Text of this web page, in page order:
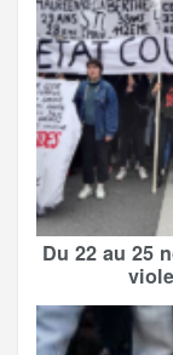
Du 22 au 25